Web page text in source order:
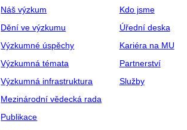
Náš výzkum
Dění ve výzkumu
Výzkumné úspěchy
Výzkumná témata
Výzkumná infrastruktura
Mezinárodní vědecká rada
Publikace
Kdo jsme
Úřední deska
Kariéra na MU
Partnerství
Služby